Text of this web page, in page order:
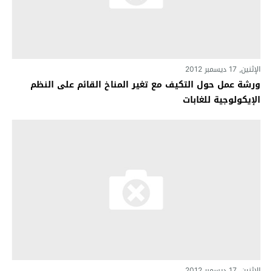
الإثنين, 17 ديسمبر 2012
ورشة عمل حول التكيف مع تغير المناخ القائم على النظم
الإيكولوجية للغابات